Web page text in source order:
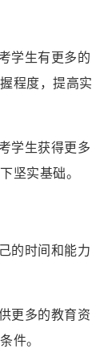
学生有更多的
程度，提高实
学生获得更多
坚实基础。
的时间和能力
更多的教育资
件。